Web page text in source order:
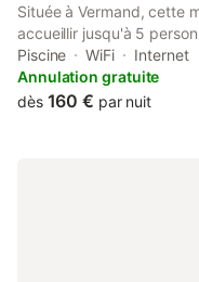
Située à Vermand, cette
accueillir jusqu'à 5
pour explorer la
à 200 m de la rivière
offrant un cadre qui allie
Piscine WiFi
Internet
Annulation gratuite
dès 160 € par nuit